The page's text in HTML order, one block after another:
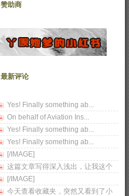
赞助商
最新评论
Yes! Finally something ab...
On behalf of Aviation Ins...
Yes! Finally something ab...
Yes! Finally something ab...
[/IMAGE]
这篇文章写得深入浅出，让我这个
小白也看懂了！
[/IMAGE]
今天查看收藏夹，突然又看到了小